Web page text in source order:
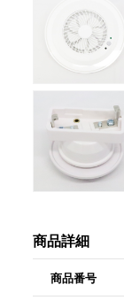
商品詳細
商品番号